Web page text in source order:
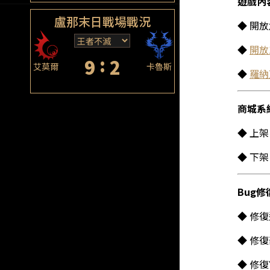
盧那末日戰場戰況
艾莫爾 9 : 2 卡魯斯
◆ 開放
◆ 開
◆ 羅
商城系
◆ 上架
◆ 下架
Bug修
◆ 修復
◆ 修復
◆ 修復